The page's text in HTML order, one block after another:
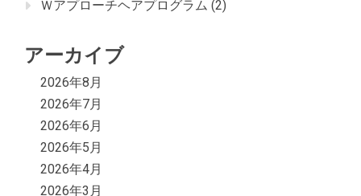
Ｗアプローチヘアプログラム (2)
アーカイブ
2026年8月
2026年7月
2026年6月
2026年5月
2026年4月
2026年3月